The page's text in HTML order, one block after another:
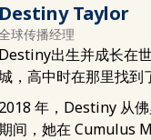
Destiny Taylor
球传播经理
Destiny出生并成长在
，高中时在那里找到
2018 年，Destiny 从
间，她在 Cumulus